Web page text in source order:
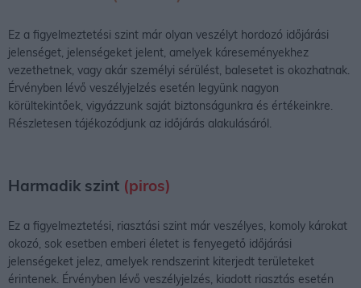
Ez a figyelmeztetési szint már olyan veszélyt hordozó időjárási
jelenséget, jelenségeket jelent, amelyek káreseményekhez
vezethetnek, vagy akár személyi sérülést, balesetet is okozhatnak.
Érvényben lévő veszélyjelzés esetén legyünk nagyon
körültekintőek, vigyázzunk saját biztonságunkra és értékeinkre.
Részletesen tájékozódjunk az időjárás alakulásáról.
Harmadik szint (piros)
Ez a figyelmeztetési, riasztási szint már veszélyes, komoly károkat
okozó, sok esetben emberi életet is fenyegető időjárási
jelenségeket jelez, amelyek rendszerint kiterjedt területeket
érintenek. Érvényben lévő veszélyjelzés, kiadott riasztás esetén